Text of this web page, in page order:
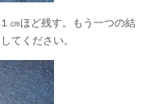
㎝ほど残す。もう一つの結
てください。